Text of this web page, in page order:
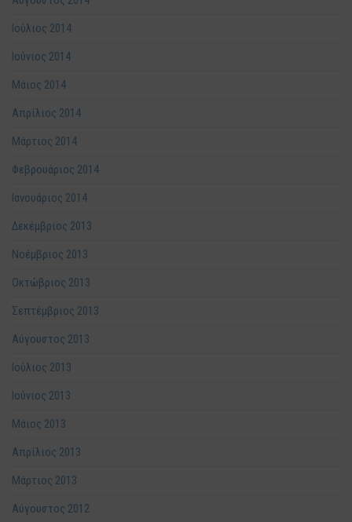
Ιούλιος 2014
Ιούνιος 2014
Μάιος 2014
Απρίλιος 2014
Μάρτιος 2014
Φεβρουάριος 2014
Ιανουάριος 2014
Δεκέμβριος 2013
Νοέμβριος 2013
Οκτώβριος 2013
Σεπτέμβριος 2013
Αύγουστος 2013
Ιούλιος 2013
Ιούνιος 2013
Μάιος 2013
Απρίλιος 2013
Μάρτιος 2013
Αύγουστος 2012